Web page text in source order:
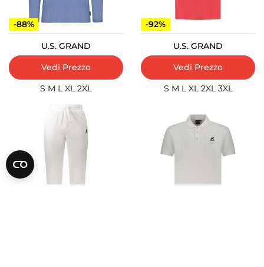
-88%
U.S. GRAND
Vedi Prezzo
S M L XL 2XL
-92%
U.S. GRAND
Vedi Prezzo
S M L XL 2XL 3XL